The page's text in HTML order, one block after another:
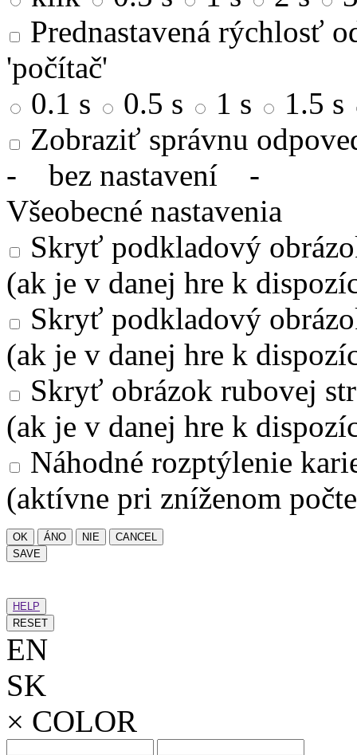
Prednastavená rýchlosť
'počítač'
0.1 s
0.5 s 1 s
1.5 s
Zobraziť správnu
- bez nastavení -
Všeobecné nastavenia
Skryť podkladový
(ak je v danej hre k
Skryť podkladový
(ak je v danej hre k
Skryť obrázok rubovej
(ak je v danej hre k
Náhodné rozptýlenie
(aktívne pri zníženom
OK ÁNO NIE
CANCEL
SAVE
HELP
RESET
EN
SK
× COLOR